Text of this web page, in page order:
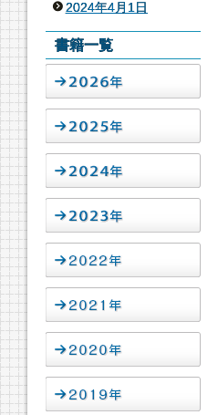
2024年4月1日
書籍一覧